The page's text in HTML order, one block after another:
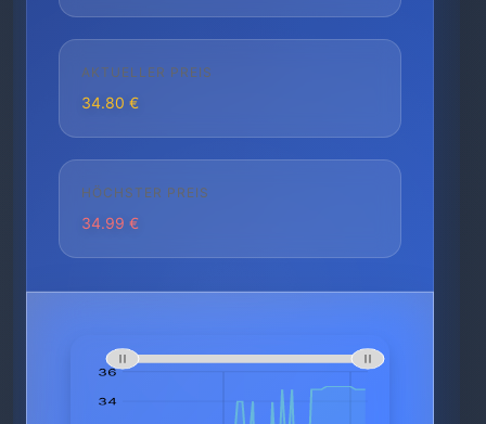
AKTUELLER PREIS
34.80 €
HÖCHSTER PREIS
34.99 €